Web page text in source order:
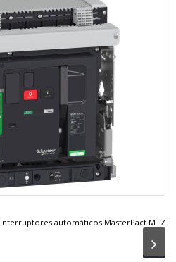
Interruptores automáticos MasterPact MTZ